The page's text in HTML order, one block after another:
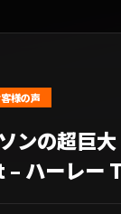
様の声
ンの超巨
ハーレー